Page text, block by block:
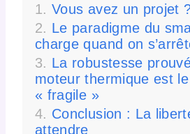
Vous avez un projet
Le paradigme du
charge quand on
La robustesse
moteur thermique est
« fragile »
Conclusion : La
attendre